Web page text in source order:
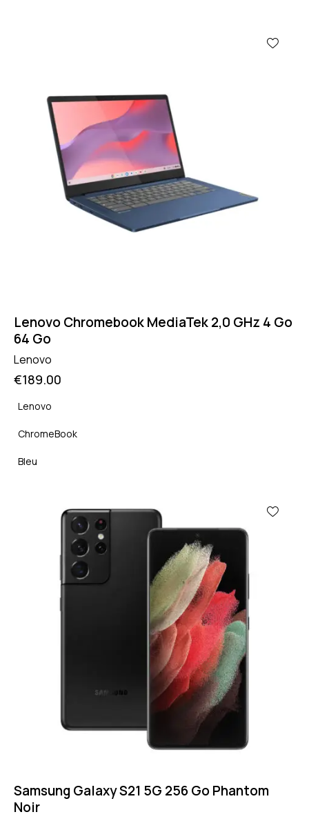
Lenovo Chromebook MediaTek 2,0 GHz 4 Go
64 Go
Lenovo
€189.00
Lenovo
ChromeBook
Bleu
Samsung Galaxy S21 5G 256 Go Phantom
Noir